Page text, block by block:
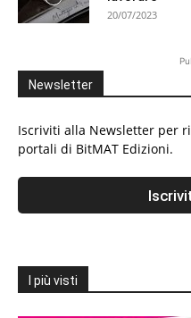
20/07/2023
Newsletter
Iscriviti alla Newsletter per
portali di BitMAT Edizioni.
I più visti